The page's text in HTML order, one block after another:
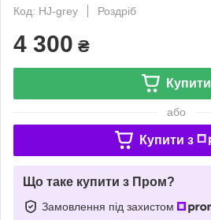
Код: HJ-grey
Роздріб
4 300 ₴
Купити
або
Купити з
Що таке купити з Пром?
Замовлення під захистом